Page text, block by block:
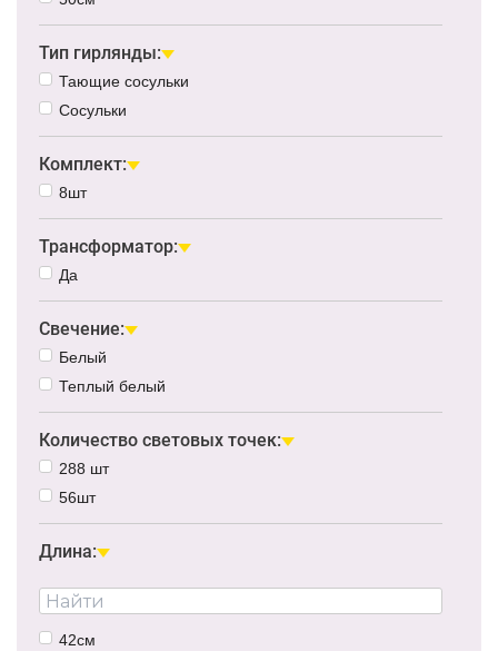
Тип гирлянды:
Тающие сосульки
Сосульки
Комплект:
8шт
Трансформатор:
Да
Свечение:
Белый
Теплый белый
Количество световых точек:
288 шт
56шт
Длина:
42см